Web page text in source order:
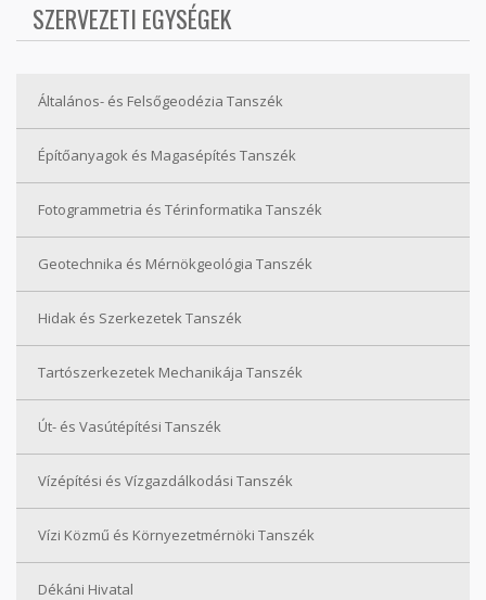
SZERVEZETI EGYSÉGEK
Általános- és Felsőgeodézia Tanszék
Építőanyagok és Magasépítés Tanszék
Fotogrammetria és Térinformatika Tanszék
Geotechnika és Mérnökgeológia Tanszék
Hidak és Szerkezetek Tanszék
Tartószerkezetek Mechanikája Tanszék
Út- és Vasútépítési Tanszék
Vízépítési és Vízgazdálkodási Tanszék
Vízi Közmű és Környezetmérnöki Tanszék
Dékáni Hivatal